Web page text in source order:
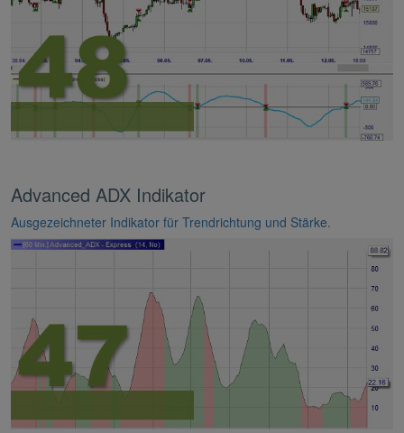
Advanced ADX Indikator
Ausgezeichneter Indikator für Trendrichtung und Stärke.